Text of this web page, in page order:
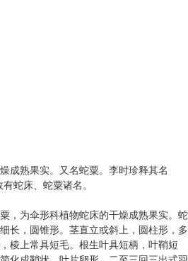
成熟果实。又名蛇粟。李时珍释其名
蛇床、蛇粟诸名。
，为伞形科植物蛇床的干燥成熟果实。蛇
长，圆锥形。茎直立或斜上，圆柱形，多
棱上常具短毛。根生叶具短柄，叶鞘短